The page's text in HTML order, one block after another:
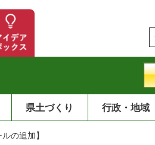
県土づくり 行政・地域
の追加】